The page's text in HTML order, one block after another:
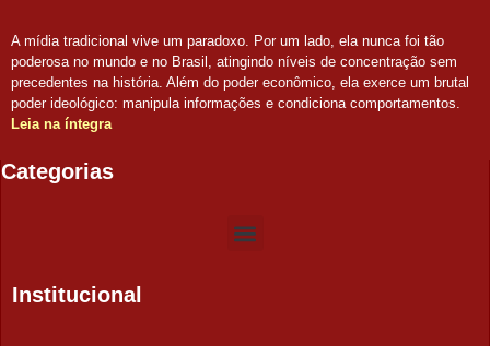
A mídia tradicional vive um paradoxo. Por um lado, ela nunca foi tão
poderosa no mundo e no Brasil, atingindo níveis de concentração sem
precedentes na história. Além do poder econômico, ela exerce um brutal
poder ideológico: manipula informações e condiciona comportamentos.
Leia na íntegra
Categorias
Institucional